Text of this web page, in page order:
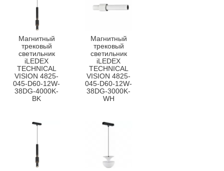
Магнитный
трековый
светильник
iLEDEX
TECHNICAL
VISION 4825-
045-D60-12W-
38DG-4000K-
BK
Магнитный
трековый
светильник
iLEDEX
TECHNICAL
VISION 4825-
045-D60-12W-
38DG-3000K-
WH